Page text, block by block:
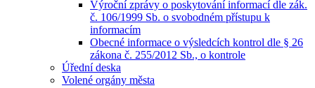
Výroční zprávy o poskytování informací dle zák.
č. 106/1999 Sb. o svobodném přístupu k
informacím
Obecné informace o výsledcích kontrol dle § 26
zákona č. 255/2012 Sb., o kontrole
Úřední deska
Volené orgány města